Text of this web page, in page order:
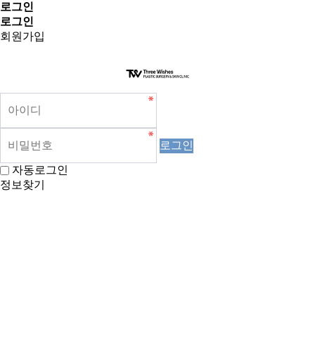
로그인
로그인
회원가입
로그인
자동로그인
정보찾기